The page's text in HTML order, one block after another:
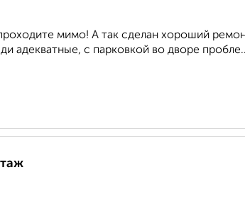
мимо! А так сделан хороший
адекватные, с парковкой во дворе